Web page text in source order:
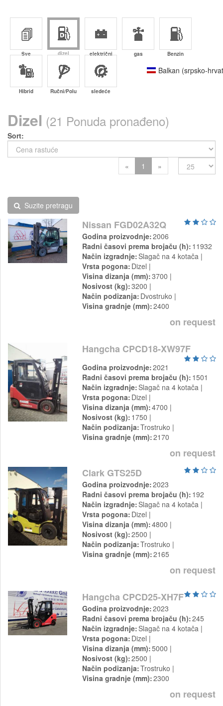
Sve dizel električni gas Benzin
Hibrid Ručni/Polu sledeće
Balkan (srpsko-
Dizel (21 Ponuda pronađeno)
Sort
« Previous
1 »
Suzite pretragu
Nissan FGD02A32Q
Godina proizvodnje 2006
Radni časovi prema brojaču (h) 11932
Način izgradnje Slagač na 4 kotača
Vrsta pogona Dizel
Visina dizanja (mm) 3700
Nosivost (kg) 3200
Način podizanja Dvostruko
Visina gradnje (mm) 2400
on request
Hangcha CPCD18-XW97F
Godina proizvodnje 2021
Radni časovi prema brojaču (h) 1501
Način izgradnje Slagač na 4 kotača
Vrsta pogona Dizel
Visina dizanja (mm) 4700
Nosivost (kg) 1750
Način podizanja Trostruko
Visina gradnje (mm) 2170
on request
Clark GTS25D
Godina proizvodnje 2023
Radni časovi prema brojaču (h) 192
Način izgradnje Slagač na 4 kotača
Vrsta pogona Dizel
Visina dizanja (mm) 4800
Nosivost (kg) 2500
Način podizanja Trostruko
Visina gradnje (mm) 2165
on request
Hangcha CPCD25-XH7F
Godina proizvodnje 2023
Radni časovi prema brojaču (h) 245
Način izgradnje Slagač na 4 kotača
Vrsta pogona Dizel
Visina dizanja (mm) 5000
Nosivost (kg) 2500
Način podizanja Trostruko
Visina gradnje (mm) 2300
on request